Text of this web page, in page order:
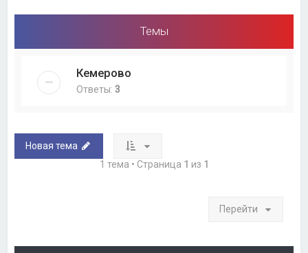
Темы
Кемерово
Ответы:3
Новая тема
1 тема • Страница 1 из 1
Перейти